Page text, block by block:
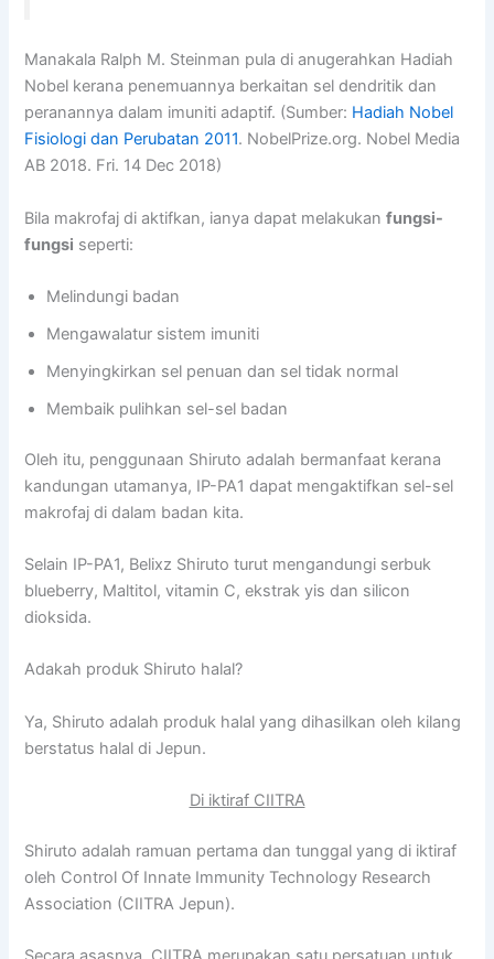
Manakala Ralph M. Steinman pula di anugerahkan Hadiah
Nobel kerana penemuannya berkaitan sel dendritik dan
peranannya dalam imuniti adaptif. (Sumber: Hadiah Nobel
Fisiologi dan Perubatan 2011. NobelPrize.org. Nobel Media
AB 2018. Fri. 14 Dec 2018)
Bila makrofaj di aktifkan, ianya dapat melakukanfungsi-
fungsi seperti:
Melindungi badan
Mengawalatur sistem imuniti
Menyingkirkan sel penuan dan sel tidak normal
Membaik pulihkan sel-sel badan
Oleh itu, penggunaan Shiruto adalah bermanfaat kerana
kandungan utamanya, IP-PA1 dapat mengaktifkan sel-sel
makrofaj di dalam badan kita.
Selain IP-PA1, Belixz Shiruto turut mengandungi serbuk
blueberry, Maltitol, vitamin C, ekstrak yis dan silicon
dioksida.
Adakah produk Shiruto halal?
Ya, Shiruto adalah produk halal yang dihasilkan oleh kilang
berstatus halal di Jepun.
Di iktiraf CIITRA
Shiruto adalah ramuan pertama dan tunggal yang di iktiraf
oleh Control Of Innate Immunity Technology Research
Association (CIITRA Jepun).